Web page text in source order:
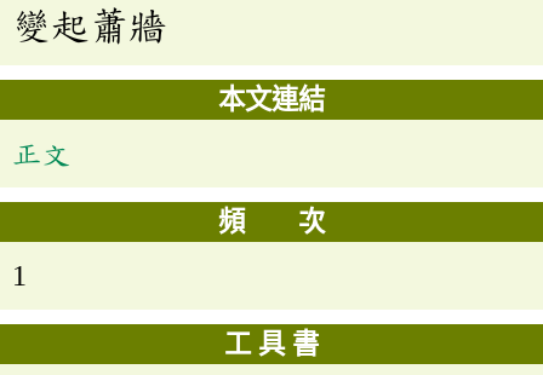
變起蕭牆
本文連結
正文
頻 次
1
工 具 書